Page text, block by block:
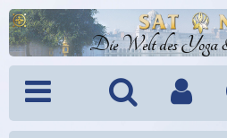
Die Welt des